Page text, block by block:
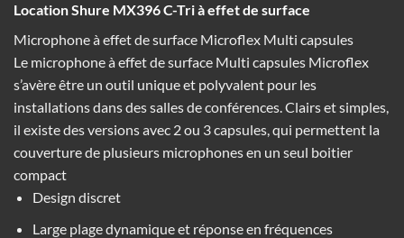
Location Shure MX396 C-Tri à effet de surface
Microphone à effet de surface Microflex Multi capsules
Le microphone à effet de surface Multi capsules Microflex
s’avère être un outil unique et polyvalent pour les
installations dans des salles de conférences. Clairs et simples,
il existe des versions avec 2 ou 3 capsules, qui permettent la
couverture de plusieurs microphones en un seul boitier
compact
Design discret
Large plage dynamique et réponse en fréquences